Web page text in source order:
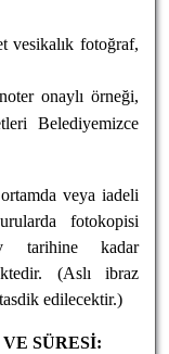
vesikalık fotoğraf,
onaylı örneği,
Belediyemizce
veya iadeli
fotokopisi
tarihine kadar
(Aslı ibraz
edilecektir.)
SÜRESİ: